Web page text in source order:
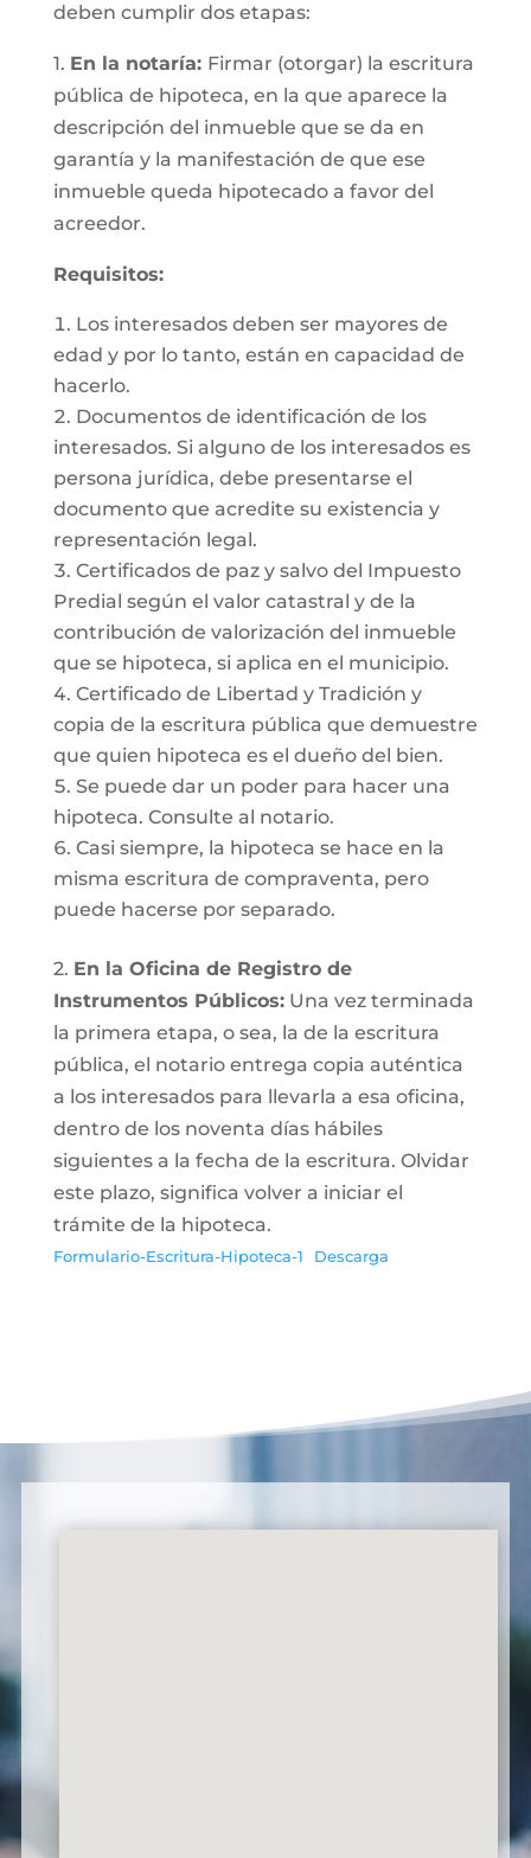
deben cumplir dos etapas:
1. En la notaría: Firmar (otorgar) la escritura
pública de hipoteca, en la que aparece la
descripción del inmueble que se da en
garantía y la manifestación de que ese
inmueble queda hipotecado a favor del
acreedor.
Requisitos:
Los interesados deben ser mayores de
edad y por lo tanto, están en capacidad de
hacerlo.
Documentos de identificación de los
interesados. Si alguno de los interesados es
persona jurídica, debe presentarse el
documento que acredite su existencia y
representación legal.
Certificados de paz y salvo del Impuesto
Predial según el valor catastral y de la
contribución de valorización del inmueble
que se hipoteca, si aplica en el municipio.
Certificado de Libertad y Tradición y
copia de la escritura pública que demuestre
que quien hipoteca es el dueño del bien.
Se puede dar un poder para hacer una
hipoteca. Consulte al notario.
Casi siempre, la hipoteca se hace en la
misma escritura de compraventa, pero
puede hacerse por separado.
2. En la Oficina de Registro de
Instrumentos Públicos:Una vez terminada
la primera etapa, o sea, la de la escritura
pública, el notario entrega copia auténtica
a los interesados para llevarla a esa oficina,
dentro de los noventa días hábiles
siguientes a la fecha de la escritura. Olvidar
este plazo, significa volver a iniciar el
trámite de la hipoteca.
Formulario-Escritura-Hipoteca-1 Descarga